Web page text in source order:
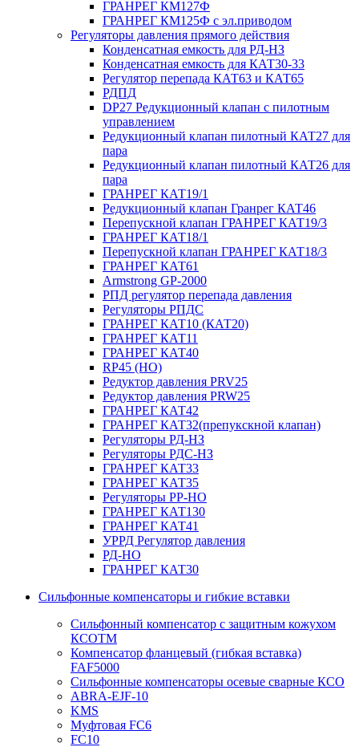
ГРАНРЕГ КМ127Ф
ГРАНРЕГ КМ125Ф с эл.приводом
Регуляторы давления прямого действия
Конденсатная емкость для РД-НЗ
Конденсатная емкость для КАТ30-33
Регулятор перепада КАТ63 и КАТ65
РДПД
DP27 Редукционный клапан с пилотным
управлением
Редукционный клапан пилотный КАТ27 для
пара
Редукционный клапан пилотный КАТ26 для
пара
ГРАНРЕГ КАТ19/1
Редукционный клапан Гранрег КАТ46
Перепускной клапан ГРАНРЕГ КАТ19/3
ГРАНРЕГ КАТ18/1
Перепускной клапан ГРАНРЕГ КАТ18/3
ГРАНРЕГ КАТ61
Armstrong GP-2000
РПД регулятор перепада давления
Регуляторы РПДС
ГРАНРЕГ КАТ10 (КАТ20)
ГРАНРЕГ КАТ11
ГРАНРЕГ КАТ40
RP45 (НО)
Редуктор давления PRV25
Редуктор давления PRW25
ГРАНРЕГ КАТ42
ГРАНРЕГ КАТ32(препукскной клапан)
Регуляторы РД-НЗ
Регуляторы РДС-НЗ
ГРАНРЕГ КАТ33
ГРАНРЕГ КАТ35
Регуляторы РР-НО
ГРАНРЕГ КАТ130
ГРАНРЕГ КАТ41
УРРД Регулятор давления
РД-НО
ГРАНРЕГ КАТ30
Сильфонные компенсаторы и гибкие вставки
Сильфонный компенсатор с защитным кожухом
КСОТM
Компенсатор фланцевый (гибкая вставка)
FAF5000
Сильфонные компенсаторы осевые сварные КСО
ABRA-EJF-10
KMS
Муфтовая FC6
FC10